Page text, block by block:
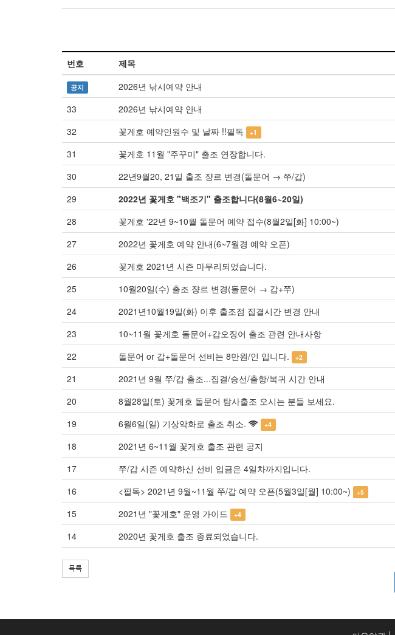
번호 제목
공지 2026년 낚시예약 안내
33
2026년 낚시예약 안내
32
꽃게호 예약인원수 및 날짜 !!필독 +1
31
꽃게호 11월 "주꾸미" 출조 연장합니다.
30
22년9월20, 21일 출조 쟝르 변경(돌문어 → 쭈/갑)
29
2022년 꽃게호 "백조기" 출조합니다(8월6~20일)
28
꽃게호 '22년 9~10월 돌문어 예약 접수(8월2일[화] 10:00~)
27
2022년 꽃게호 예약 안내(6~7월경 예약 오픈)
26
꽃게호 2021년 시즌 마무리되었습니다.
25
10월20일(수) 출조 쟝르 변경(돌문어 → 갑+쭈)
24
2021년10월19일(화) 이후 출조점 집결시간 변경 안내
23
10~11월 꽃게호 돌문어+갑오징어 출조 관련 안내사항
22
돌문어 or 갑+돌문어 선비는 8만원/인 입니다. +2
21
2021년 9월 쭈/갑 출조...집결/승선/출항/복귀 시간 안내
20
8월28일(토) 꽃게호 돌문어 탐사출조 오시는 분들 보세요.
19
6월6일(일) 기상악화로 출조 취소. +4
18
2021년 6~11월 꽃게호 출조 관련 공지
17
쭈/갑 시즌 예약하신 선비 입금은 4일차까지입니다.
16
<필독> 2021년 9월~11월 쭈/갑 예약 오픈(5월3일[월] 10:00~) +5
15
2021년 "꽃게호" 운영 가이드 +4
14
2020년 꽃게호 출조 종료되었습니다.
목록